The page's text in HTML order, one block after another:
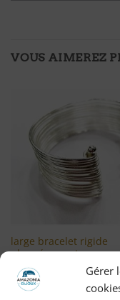
Gérer
VOUS AIMEREZ
large bracelet rigide
plaqué argent
LIRE LA SUITE